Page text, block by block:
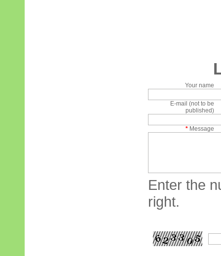
Your name
E-mail (not to be
published)
* Message
Enter the
right.